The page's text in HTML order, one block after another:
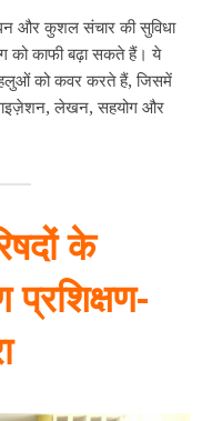
और कुशल संचार की सुविधा
को काफी बढ़ा सकते हैं। ये
को कवर करते हैं, जिसमें
लेखन, सहयोग और
के
प्रशिक्षण-